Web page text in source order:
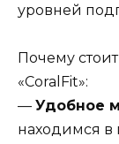
уровней
Почему
«CoralFit»:
— Удобное
находимся в